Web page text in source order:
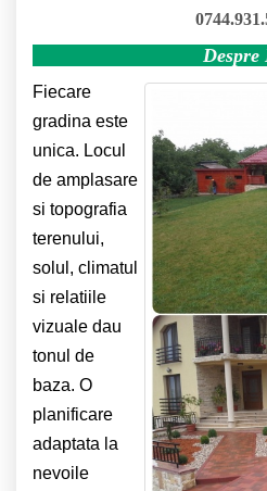
Despre
Fiecare
gradina este
unica. Locul
de amplasare
si topografia
terenului,
solul, climatul
si relatiile
vizuale dau
tonul de
baza. O
planificare
adaptata la
nevoile